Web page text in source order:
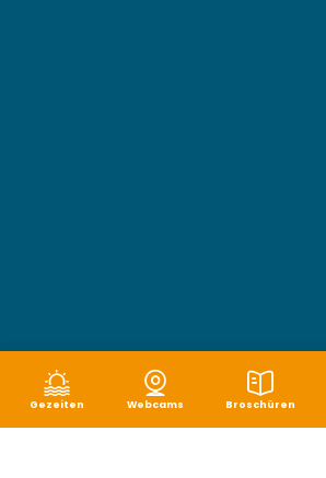
Gezeiten Webcams Broschüren